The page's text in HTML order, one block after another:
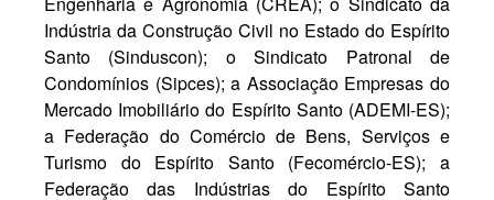
Indústria da Construção Civil no Estado do Espírito
Santo (Sinduscon); o Sindicato Patronal de
Condomínios (Sipces); a Associação Empresas do
Mercado Imobiliário do Espírito Santo (ADEMI-ES);
a Federação do Comércio de Bens, Serviços e
Turismo do Espírito Santo (Fecomércio-ES); a
Federação das Indústrias do Espírito Santo